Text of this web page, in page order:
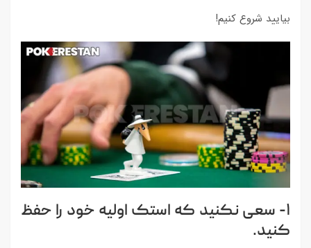
بیایید شروع کنیم!
۱- سعی نکنید که استک اولیه خود را حفظ
کنید.